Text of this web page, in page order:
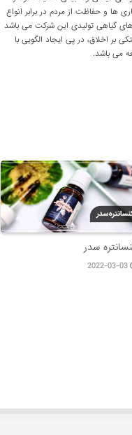
و حفاظت از مردم در برابر انواع
گیاهی تولیدی این شرکت می باشد
اخلاق، در پی ایجاد الگویی با
می باشد.
سدر
2022-03-03
اضافه وزن ندارم ولی برای